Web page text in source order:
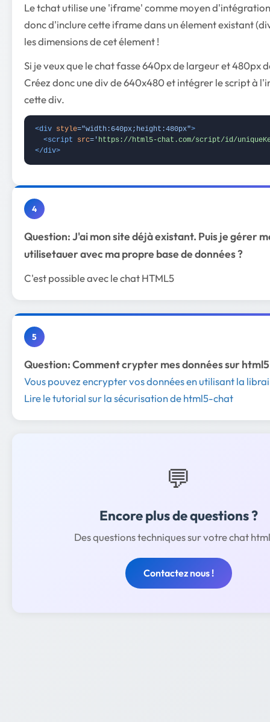
Le tchat utilise une 'iframe' comme moyen
donc d'inclure cette iframe dans un élement existant
les dimensions de cet élement !
Si je veux que le chat fasse 640px de largeur et 480px
Créez donc une div de 640x480 et intégrer le script à
cette div.
<div style="width:640px;height:480px">
<script
src= ' https://html5-chat.com/script/id/
</div>
4
Question: J'ai mon site déjà existant. Puis je gérer
utilisetauer avec ma propre base de données ?
C'est possible avec le chat HTML5
5
Question: Comment crypter mes données sur
Vous pouvez encrypter vos données en utilisant la
Lire le tutorial sur la sécurisation de html5-chat
💬
Encore plus de questions ?
Des questions techniques sur votre chat
Contactez nous !